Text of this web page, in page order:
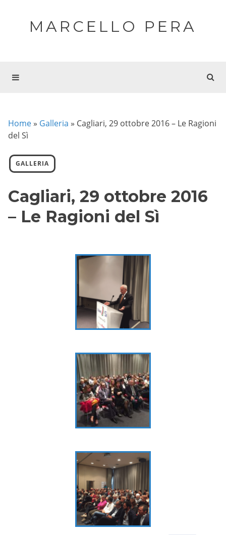
MARCELLO PERA
Home » Galleria » Cagliari, 29 ottobre 2016 – Le Ragioni
del Sì
GALLERIA
Cagliari, 29 ottobre 2016
– Le Ragioni del Sì